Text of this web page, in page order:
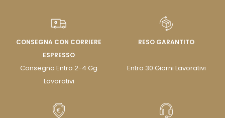
CONSEGNA CON CORRIERE
ESPRESSO
Consegna Entro 2-4 Gg
Lavorativi
RESO GARANTITO
Entro 30 Giorni Lavorativi